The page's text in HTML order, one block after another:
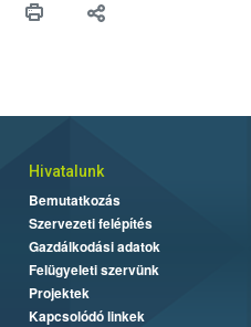
Hivatalunk
Bemutatkozás
Szervezeti felépítés
Gazdálkodási adatok
Felügyeleti szervünk
Projektek
Kapcsolódó linkek